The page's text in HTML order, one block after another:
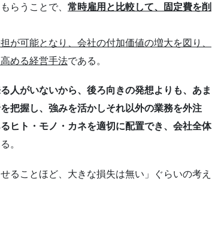
らうことで、 常時雇用と比較して、固定費を削
が可能となり、会社の付加価値の増大を図り、
める経営手法である。
人がいないから、後ろ向きの発想よりも、あま
把握し、強みを活かしそれ以外の業務を外注
ヒト・モノ・カネを適切に配置でき、会社全体
。
ることほど、大きな損失は無い」ぐらいの考え